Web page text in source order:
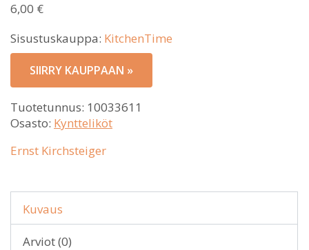
6,00 €
Sisustuskauppa: KitchenTime
SIIRRY KAUPPAAN »
Tuotetunnus: 10033611
Osasto: Kyntteliköt
Ernst Kirchsteiger
Kuvaus
Arviot (0)